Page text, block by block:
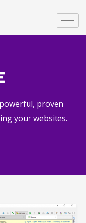
proven
your websites.